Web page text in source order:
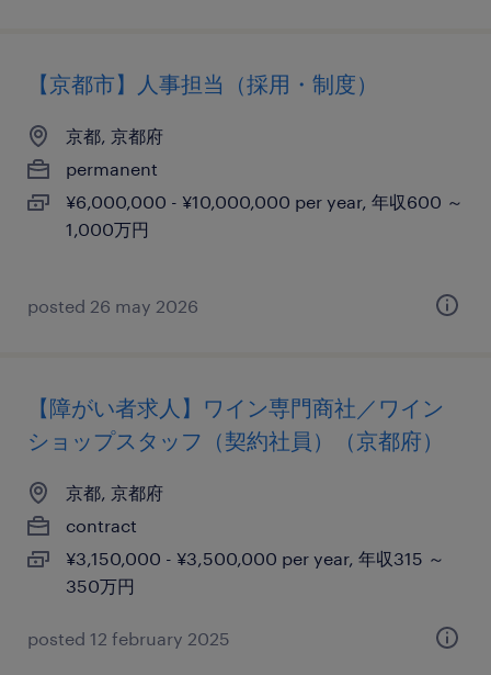
【京都市】人事担当（採用・制度）
京都, 京都府
permanent
¥6,000,000 - ¥10,000,000 per year, 年収600 ～
1,000万円
posted 26 may 2026
【障がい者求人】ワイン専門商社／ワイン
ショップスタッフ（契約社員）（京都府）
京都, 京都府
contract
¥3,150,000 - ¥3,500,000 per year, 年収315 ～
350万円
posted 12 february 2025